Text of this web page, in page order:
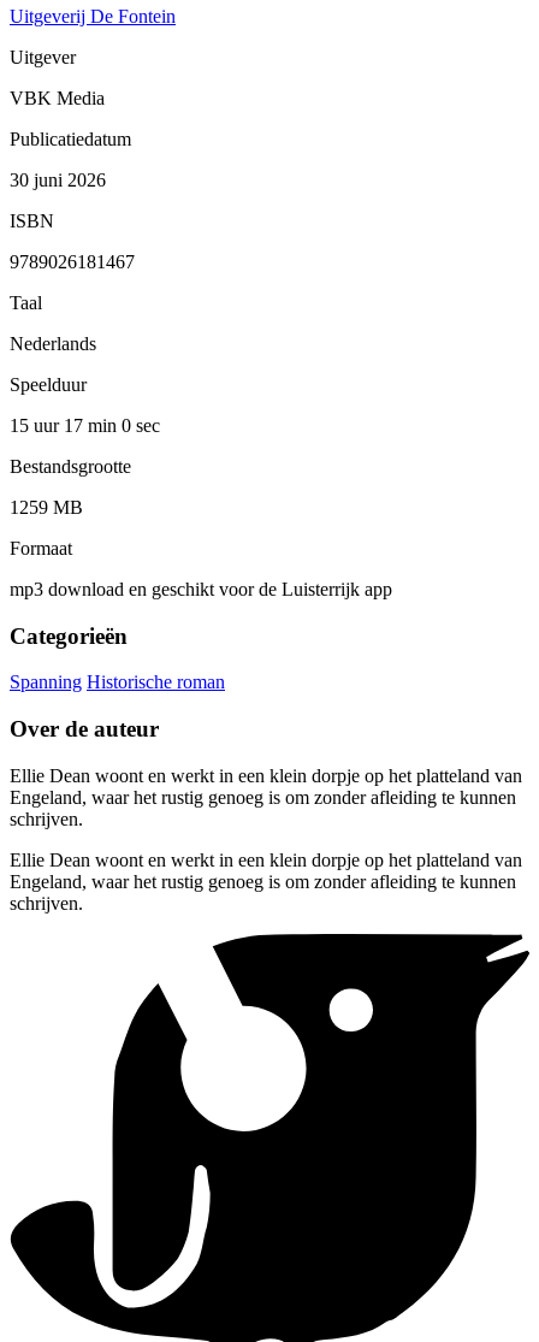
Uitgeverij De Fontein
Uitgever
VBK Media
Publicatiedatum
30 juni 2026
ISBN
9789026181467
Taal
Nederlands
Speelduur
15 uur 17 min 0 sec
Bestandsgrootte
1259 MB
Formaat
mp3 download en geschikt voor de Luisterrijk app
Categorieën
Spanning Historische roman
Over de auteur
Ellie Dean woont en werkt in een klein dorpje op het platteland van
Engeland, waar het rustig genoeg is om zonder afleiding te kunnen
schrijven.
Ellie Dean woont en werkt in een klein dorpje op het platteland van
Engeland, waar het rustig genoeg is om zonder afleiding te kunnen
schrijven.